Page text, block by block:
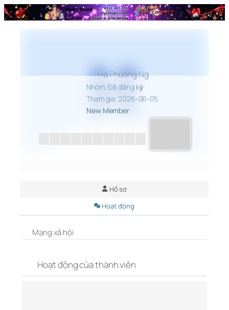
Chuyển
đến
Ha Phuong Ng
Nhóm: Đã đăng ký
Tham gia: 2026-06-05
New Member
Hồ sơ
Hoạt động
Mạng xã hội
Hoạt động của thành viên